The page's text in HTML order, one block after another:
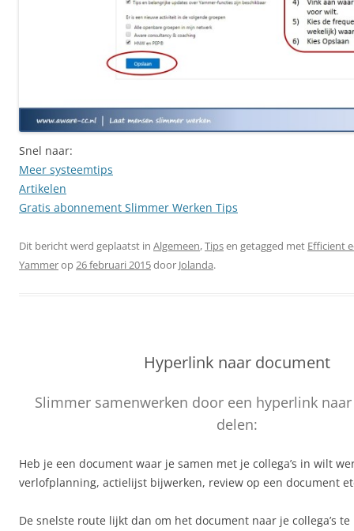
Snel naar:
Meer systeemtips
Artikelen
Gratis abonnement Slimmer Werken Tips
Dit bericht werd geplaatst in Algemeen,Tipsen getagged met Efficient
Yammerop26 februari 2015door Jolanda.
Hyperlink naar document
Slimmer samenwerken door een hyperlink
delen:
Heb je een document waar je samen met je collega’s in wilt
verlofplanning, actielijst bijwerken, review op een document
De snelste route lijkt dan om het document naar je collega’s